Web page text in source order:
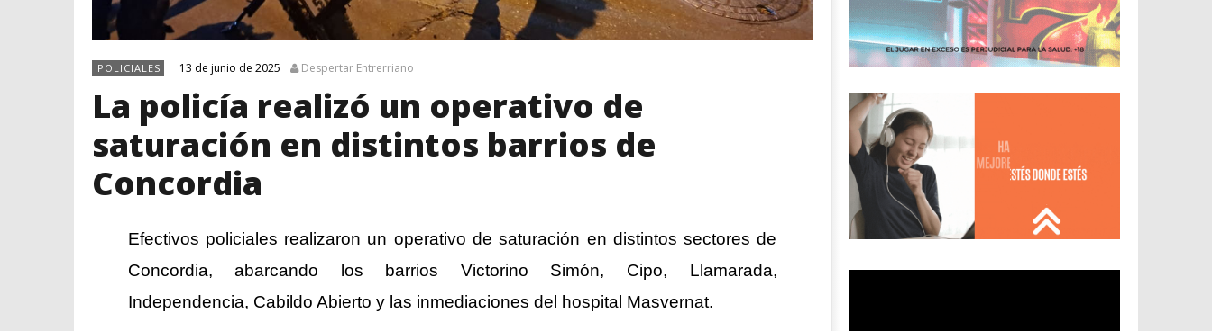
POLICIALES 13 de junio de 2025 Despertar Entrerriano
La policía realizó un operativo de
saturación en distintos barrios de
Concordia
Efectivos policiales realizaron un operativo de saturación en distintos sectores de
Concordia, abarcando los barrios Victorino Simón, Cipo, Llamarada,
Independencia, Cabildo Abierto y las inmediaciones del hospital Masvernat.